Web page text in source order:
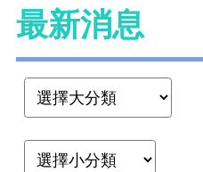
最新消息